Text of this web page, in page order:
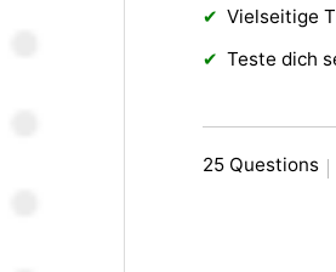
Vielseitige
Teste dich
25 Questions